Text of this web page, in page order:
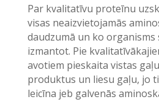
Par kvalitatīvu proteīnu
visas neaizvietojamās
daudzumā un ko organisms
izmantot. Pie
avotiem pieskaita vistas
produktus un liesu gaļu, jo
leicīna jeb galvenās